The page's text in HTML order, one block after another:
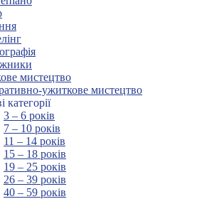
мистецтво
ужиткове мистецтво
категорії
3 – 6 років
7 – 10 років
11 – 14 років
15 – 18 років
19 – 25 років
26 – 39 років
40 – 59 років